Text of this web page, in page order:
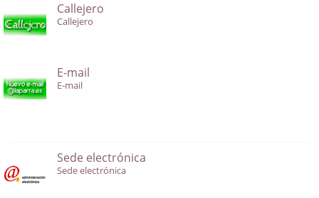
Callejero
Callejero
E-mail
E-mail
Sede electrónica
Sede electrónica